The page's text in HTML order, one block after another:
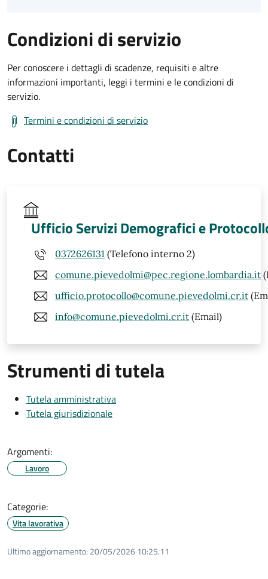
Condizioni di servizio
Per conoscere i dettagli di scadenze, requisiti e altre
informazioni importanti, leggi i termini e le condizioni di
servizio.
Termini e condizioni di servizio
Contatti
Ufficio Servizi Demografici e
0372626131 (Telefono interno 2)
comune.pievedolmi@pec.regione.lombardia.it
ufficio.protocollo@comune.pievedolmi.cr.it
info@comune.pievedolmi.cr.it (Email)
Strumenti di tutela
Tutela amministrativa
Tutela giurisdizionale
Argomenti:
Lavoro
Categorie:
Vita lavorativa
Ultimo aggiornamento: 20/05/2026 10:25.11